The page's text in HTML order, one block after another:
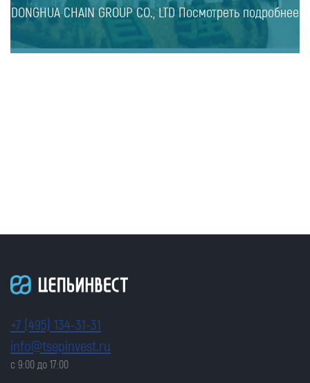
DONGHUA CHAIN GROUP CO., LTD Посмотреть подробнее
+7 (495) 134-31-31
info@tsepinvest.ru
с 9:00 до 17:00
Номер телефона для связи (обязательно)
Я даю согласие на обработку моих персональных